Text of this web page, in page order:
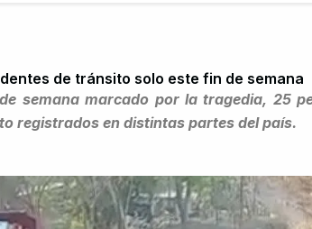
de tránsito solo este fin de semana
semana marcado por la tragedia, 25
registrados en distintas partes del país.